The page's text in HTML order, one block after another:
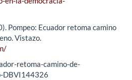
Pompeo: Ecuador retoma camino
Vistazo.
retoma-camino-de-
DBVI144326